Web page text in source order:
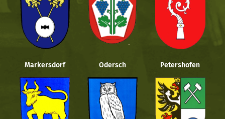
Markersdorf Odersch Petershofen